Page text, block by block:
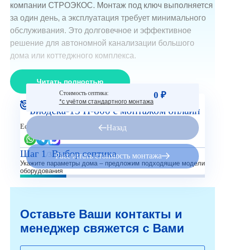
компании СТРОЭКОС. Монтаж под ключ выполняется
за один день, а эксплуатация требует минимального
обслуживания. Это долговечное и эффективное
решение для автономной канализации большого
дома или коттеджного комплекса.
Читать полностью
Рассчитайте стоимость Септик
Биодека-15 П-800 с монтажом онлайн
Есть вопросы?
Шаг 1 /3Выбор септика
Укажите параметры дома – предложим подходящие модели
оборудования
Назад
Стоимость септика:
*с учётом стандартного монтажа
0 ₽
Рассчитать стоимость монтажа
Оставьте Ваши контакты и
менеджер свяжется с Вами